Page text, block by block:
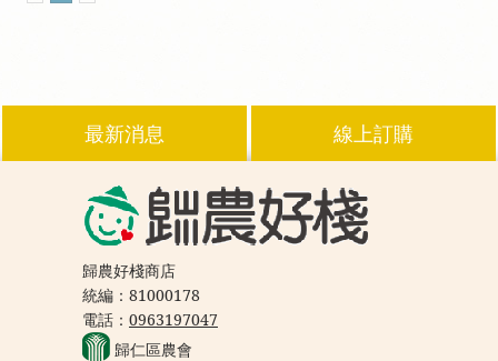
最新消息 線上訂購
歸農好棧商店
統編： 81000178
電話： 0963197047
歸仁區農會